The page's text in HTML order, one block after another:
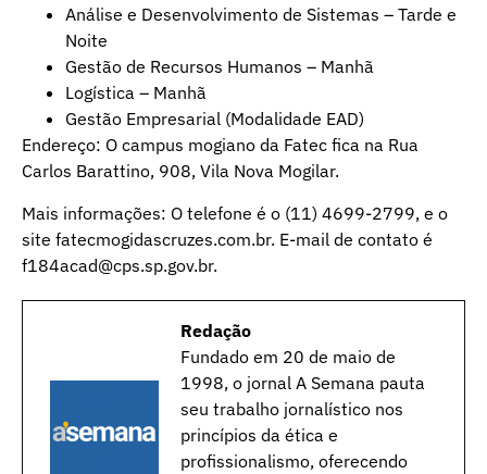
Análise e Desenvolvimento de Sistemas – Tarde e
Noite
Gestão de Recursos Humanos – Manhã
Logística – Manhã
Gestão Empresarial (Modalidade EAD)
Endereço: O campus mogiano da Fatec fica na Rua
Carlos Barattino, 908, Vila Nova Mogilar.
Mais informações: O telefone é o (11) 4699-2799, e o
site fatecmogidascruzes.com.br. E-mail de contato é
f184acad@cps.sp.gov.br.
Redação
Fundado em 20 de maio de
1998, o jornal A Semana pauta
seu trabalho jornalístico nos
princípios da ética e
profissionalismo, oferecendo